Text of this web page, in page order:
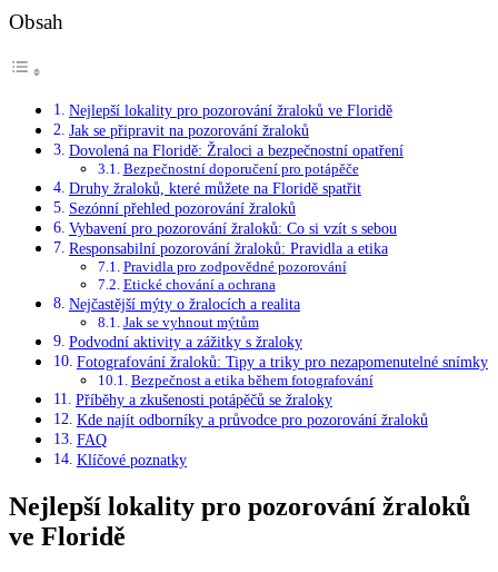
Obsah
Nejlepší lokality pro pozorování žraloků ve Floridě
Jak se připravit na pozorování žraloků
Dovolená na Floridě: Žraloci a bezpečnostní opatření
Bezpečnostní doporučení pro potápěče
Druhy žraloků, které můžete na Floridě spatřit
Sezónní přehled pozorování žraloků
Vybavení pro pozorování žraloků: Co si vzít s sebou
Responsabilní pozorování žraloků: Pravidla a etika
Pravidla pro zodpovědné pozorování
Etické chování a ochrana
Nejčastější mýty o žralocích a realita
Jak se vyhnout mýtům
Podvodní aktivity a zážitky s žraloky
Fotografování žraloků: Tipy a triky pro nezapomenutelné snímky
Bezpečnost a etika během fotografování
Příběhy a zkušenosti potápěčů se žraloky
Kde najít odborníky a průvodce pro pozorování žraloků
FAQ
Klíčové poznatky
Nejlepší lokality pro pozorování žraloků
ve Floridě